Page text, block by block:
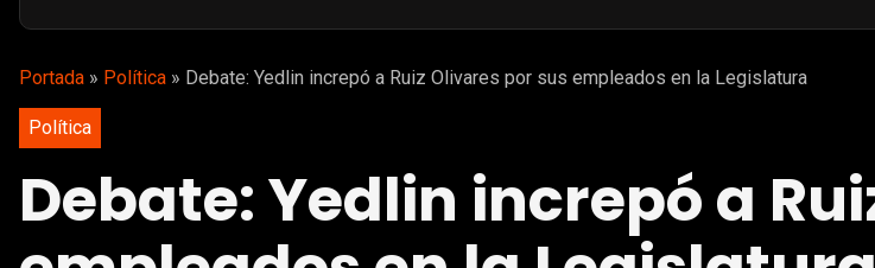
Portada » Política » Debate: Yedlin increpó a Ruiz Olivares por sus empleados en la Legislatura
Política
Debate: Yedlin increpó a